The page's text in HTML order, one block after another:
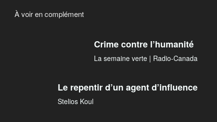
À voir en complément
Crime contre l’humanité
La semaine verte | Radio-Canada
Le repentir d’un agent d’influence
Stelios Koul